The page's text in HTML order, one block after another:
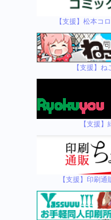
【支援】松本
【支援】
【支援
【支援】印刷